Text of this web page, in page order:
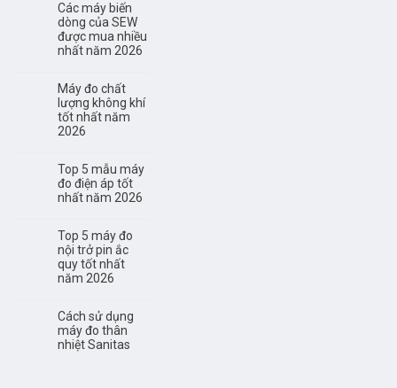
Các máy biến
dòng của SEW
được mua nhiều
nhất năm 2026
Máy đo chất
lượng không khí
tốt nhất năm
2026
Top 5 mẫu máy
đo điện áp tốt
nhất năm 2026
Top 5 máy đo
nội trở pin ắc
quy tốt nhất
năm 2026
Cách sử dụng
máy đo thân
nhiệt Sanitas